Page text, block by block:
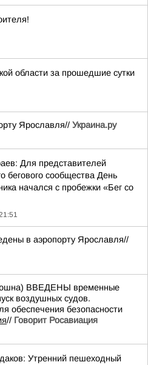
области за прошедшие сутки
Ярославля// Украина.ру
Для представителей
бегового сообщества День
начался с пробежки «Бег со
в аэропорту Ярославля//
ВВЕДЕНЫ временные
воздушных судов.
обеспечения безопасности
// Говорит Росавиация
Утренний пешеходный